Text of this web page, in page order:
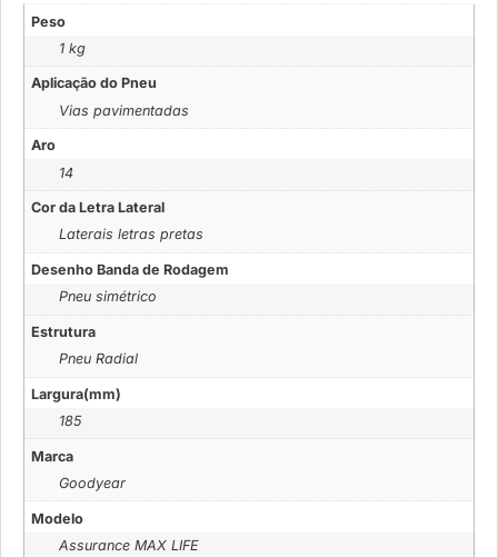
Peso
1 kg
Aplicação do Pneu
Vias pavimentadas
Aro
14
Cor da Letra Lateral
Laterais letras pretas
Desenho Banda de Rodagem
Pneu simétrico
Estrutura
Pneu Radial
Largura(mm)
185
Marca
Goodyear
Modelo
Assurance MAX LIFE